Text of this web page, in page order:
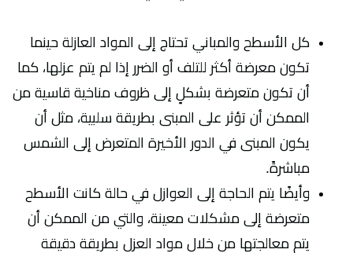
كل الأسطح والمباني تحتاج إلى المواد العازلة حينما
تكون معرضة أكثر للتلف أو الضرر إذا لم يتم عزلها، كما
أن تكون متعرضة بشكلٍ إلى ظروف مناخية قاسية من
الممكن أن تؤثر على المبنى بطريقة سلبية، مثل أن
يكون المبنى في الدور الأخيرة المتعرض إلى الشمس
مباشرةً.
وأيضًا يتم الحاجة إلى العوازل في حالة كانت الأسطح
متعرضة إلى مشكلات معينة، والتي من الممكن أن
يتم معالجتها من خلال مواد العزل بطريقة دقيقة